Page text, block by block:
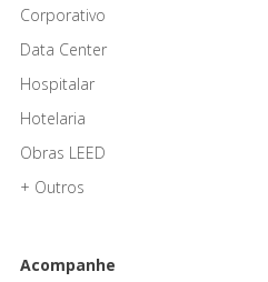
Corporativo
Data Center
Hospitalar
Hotelaria
Obras LEED
+ Outros
Acompanhe